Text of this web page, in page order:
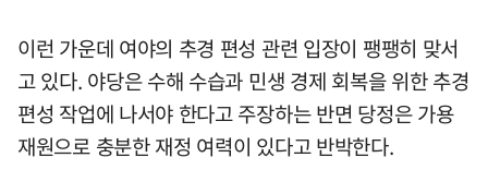
이런 가운데 여야의 추경 편성 관련 입장이 팽팽히 맞서
고 있다. 야당은 수해 수습과 민생 경제 회복을 위한 추경
편성 작업에 나서야 한다고 주장하는 반면 당정은 가용
재원으로 충분한 재정 여력이 있다고 반박한다.